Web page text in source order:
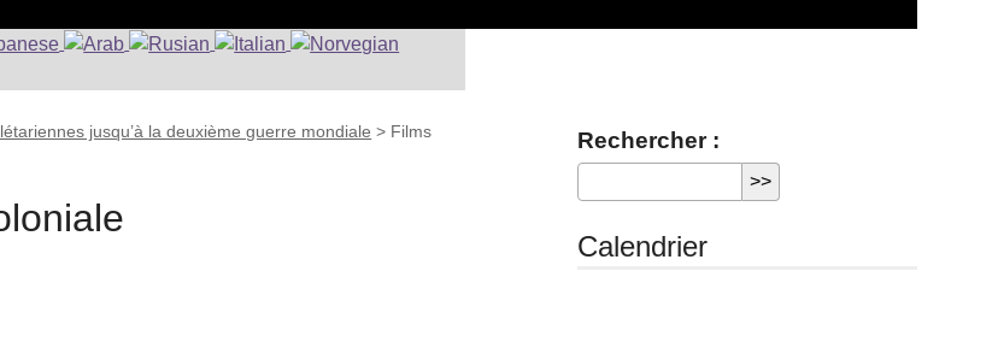
jusqu’à la deuxième guerre mondiale > Films
Rechercher :
Calendrier